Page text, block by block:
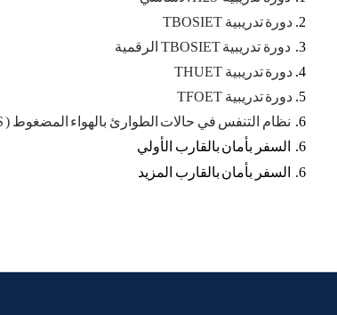
دورة تدريبية TBOSIET
3.
دورة تدريبية TBOSIET الرقمية
4.
دورة تدريبية THUET
5.
دورة تدريبية TFOET
6.
نظام التنفس في حالات الطوارئ بالهواء المضغوط ( CA EBS) النشر الأولي
6.
السفر بأمان بالقارب الأولي
6.
السفر بأمان بالقارب المزيد